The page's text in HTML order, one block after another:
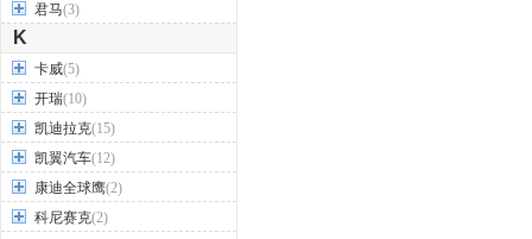
君马(3)
K
卡威(5)
开瑞(10)
凯迪拉克(15)
凯翼汽车(12)
康迪全球鹰(2)
科尼赛克(2)